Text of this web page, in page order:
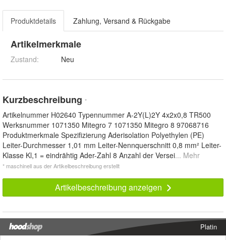
Produktdetails Zahlung, Versand & Rückgabe
Artikelmerkmale
Zustand: Neu
Kurzbeschreibung *
Artikelnummer H02640 Typennummer A-2Y(L)2Y 4x2x0,8 TR500
Werksnummer 1071350 Mitegro 7 1071350 Mitegro 8 97068716
Produktmerkmale Spezifizierung Aderisolation Polyethylen (PE)
Leiter-Durchmesser 1,01 mm Leiter-Nennquerschnitt 0,8 mm² Leiter-
Klasse Kl,1 = eindrähtig Ader-Zahl 8 Anzahl der Versei... Mehr
* maschinell aus der Artikelbeschreibung erstellt
Artikelbeschreibung anzeigen
Platin